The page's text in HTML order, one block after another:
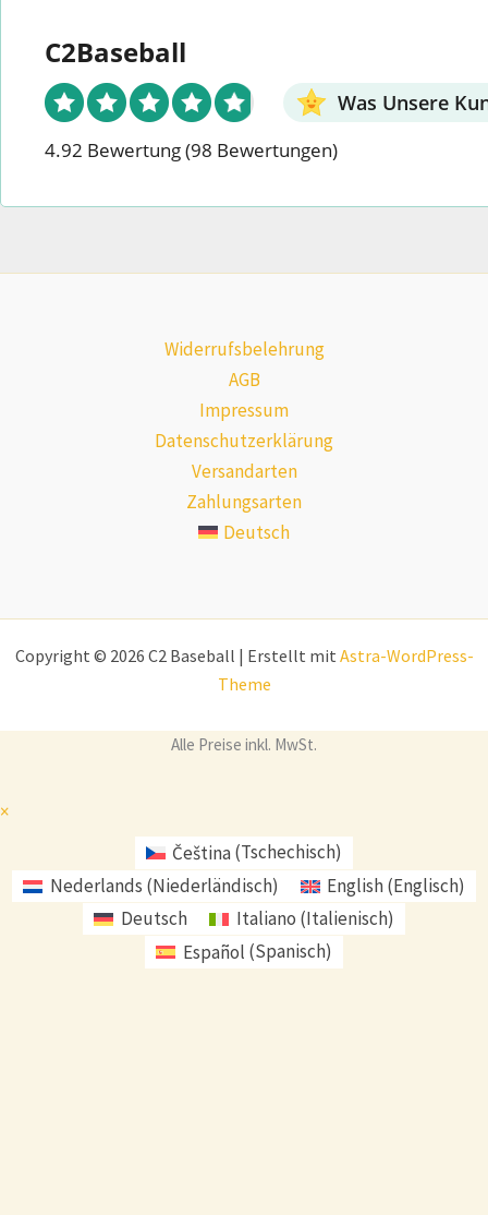
C2Baseball
Was Unsere
4.92 Bewertung(98 Bewertungen)
Widerrufsbelehrung
AGB
Impressum
Datenschutzerklärung
Versandarten
Zahlungsarten
Deutsch
Copyright © 2026 C2 Baseball | Erstellt mit Astra-WordPress-
Theme
Alle Preise inkl. MwSt.
×
Čeština(Tschechisch)
Nederlands (Niederländisch) English(Englisch)
Deutsch
Italiano (Italienisch)
Español (Spanisch)